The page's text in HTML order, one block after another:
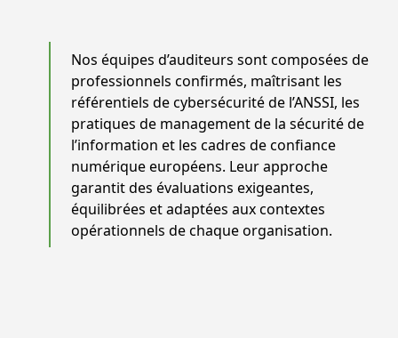
Nos équipes d’auditeurs sont composées de
professionnels confirmés, maîtrisant les
référentiels de cybersécurité de l’ANSSI, les
pratiques de management de la sécurité de
l’information et les cadres de confiance
numérique européens. Leur approche
garantit des évaluations exigeantes,
équilibrées et adaptées aux contextes
opérationnels de chaque organisation.